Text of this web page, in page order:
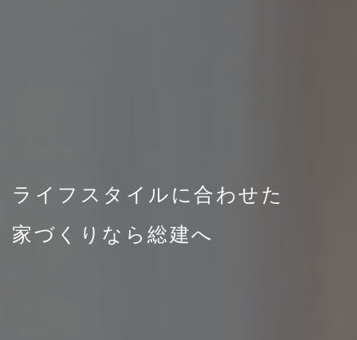
暮らしの質を高める
幸せの空間づくり
ライフスタイルに合わせた
家づくりなら総建へ